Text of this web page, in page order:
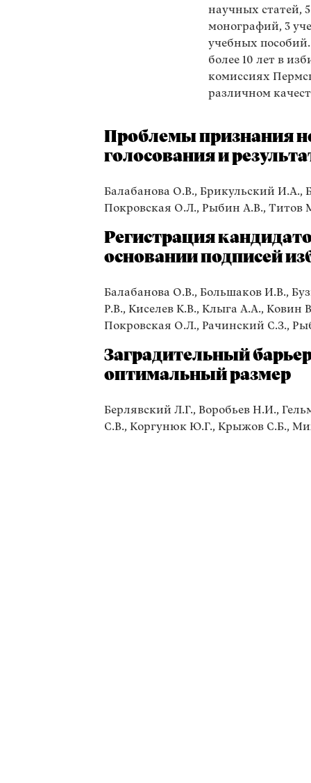
научных статей, 5
монографий, 3
учебных пособий.
более 10 лет в
комиссиях
различном
Проблемы признания
голосования и
Балабанова О.В., Брикульский И.А.,
Покровская О.Л., Рыбин А.В.,
Регистрация
основании подписей
Балабанова О.В., Большаков И.В.,
Р.В., Киселев К.В., Клыга А.А.,
Покровская О.Л., Рачинский С.З.,
Заградительный
оптимальный размер
Берлявский Л.Г., Воробьев Н.И.,
С.В., Коргунюк Ю.Г., Крыжов С.Б.,